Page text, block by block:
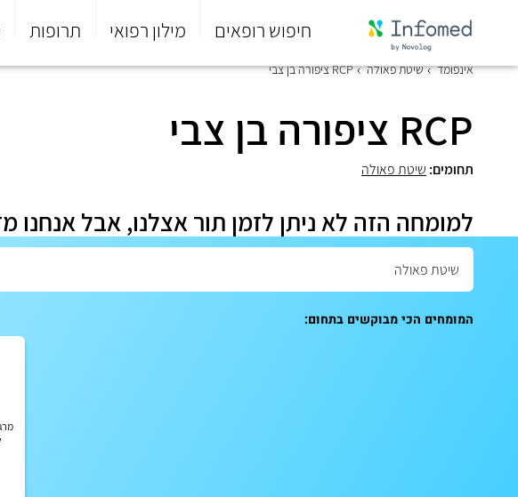
חיפוש רופאים מילון רפואי תרופות
סוף
התפריט
אינפומד שיטת פאולה RCP ציפורה בן צבי
RCP ציפורה בן צבי
תחומים: שיטת פאולה
למומחה הזה לא ניתן לזמן תור אצלנו, אבל אנחנו
המומחים הכי מבוקשים בתחום: